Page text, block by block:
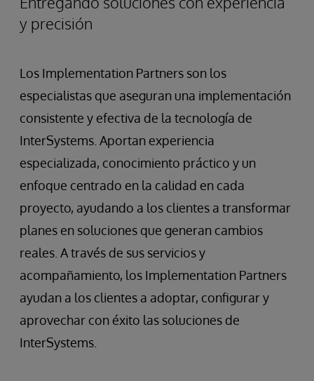
y precisión
Los Implementation Partners son los
especialistas que aseguran una implementación
consistente y efectiva de la tecnología de
InterSystems. Aportan experiencia
especializada, conocimiento práctico y un
enfoque centrado en la calidad en cada
proyecto, ayudando a los clientes a transformar
planes en soluciones que generan cambios
reales. A través de sus servicios y
acompañamiento, los Implementation Partners
ayudan a los clientes a adoptar, configurar y
aprovechar con éxito las soluciones de
InterSystems.